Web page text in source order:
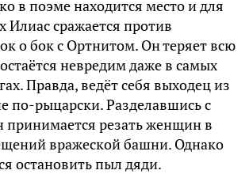
в поэме находится место и для
Илиас сражается против
о бок с Ортнитом. Он теряет всю
невредим даже в самых
Правда, ведёт себя выходец из
по-рыцарски. Разделавшись с
резать женщин в
вражеской башни. Однако
остановить пыл дяди.